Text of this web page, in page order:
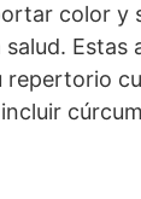
color y
Estas
repertorio